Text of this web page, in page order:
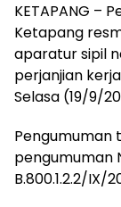
KETAPANG –
Ketapang
aparatur sipil
perjanjian
Selasa (19/9/
pengumuman
B.800.1.2.2/IX/